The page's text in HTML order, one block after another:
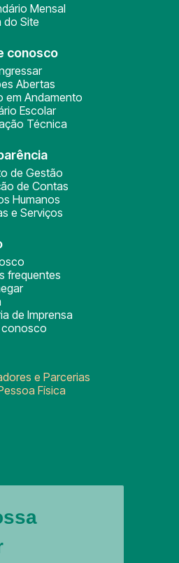
Mensal
do Site
conosco
Abertas
em Andamento
Escolar
Técnica
de Gestão
de Contas
Humanos
e Serviços
frequentes
de Imprensa
conosco
e Parcerias
Física